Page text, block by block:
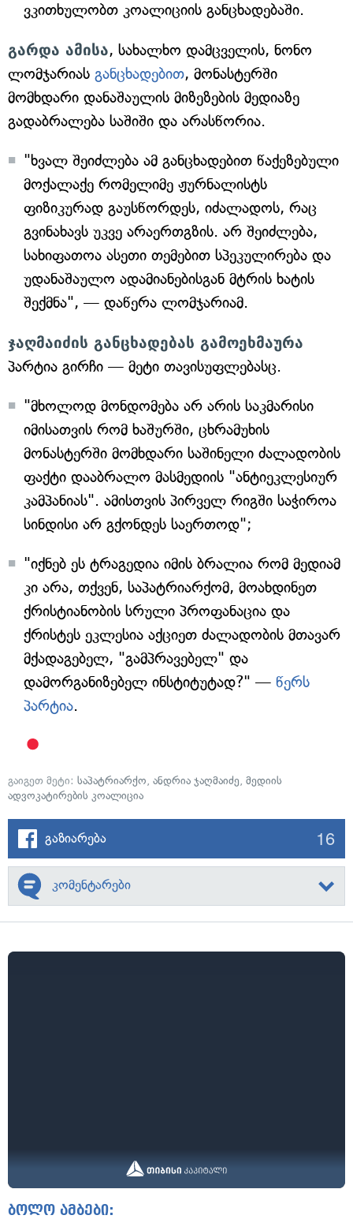
ვკითხულობთ კოალიციის განცხადებაში.
გარდა ამისა, სახალხო დამცველის, ნონო
ლომჯარიას განცხადებით, მონასტერში
მომხდარი დანაშაულის მიზეზების მედიაზე
გადაბრალება საშიში და არასწორია.
"ხვალ შეიძლება ამ განცხადებით წაქეზებული
მოქალაქე რომელიმე ჟურნალისტს
ფიზიკურად გაუსწორდეს, იძალადოს, რაც
გვინახავს უკვე არაერთგზის. არ შეიძლება,
სახიფათოა ასეთი თემებით სპეკულირება და
უდანაშაულო ადამიანებისგან მტრის ხატის
შექმნა", — დაწერა ლომჯარიამ.
ჯაღმაიძის განცხადებას გამოეხმაურა
პარტია გირჩი — მეტი თავისუფლებასც.
"მხოლოდ მონდომება არ არის საკმარისი
იმისათვის რომ ხაშურში, ცხრამუხის
მონასტერში მომხდარი საშინელი ძალადობის
ფაქტი დააბრალო მასმედიის "ანტიეკლესიურ
კამპანიას". ამისთვის პირველ რიგში საჭიროა
სინდისი არ გქონდეს საერთოდ";
"იქნებ ეს ტრაგედია იმის ბრალია რომ მედიამ
კი არა, თქვენ, საპატრიარქომ, მოახდინეთ
ქრისტიანობის სრული პროფანაცია და
ქრისტეს ეკლესია აქციეთ ძალადობის მთავარ
მქადაგებელ, "გამპრავებელ" და
დამორგანიზებელ ინსტიტუტად?" — წერს
პარტია.
გაიგეთ მეტი: საპატრიარქო, ანდრია ჯაღმაიძე, მედიის
ადვოკატირების კოალიცია
გაზიარება 16
კომენტარები
ბოლო ამბები: